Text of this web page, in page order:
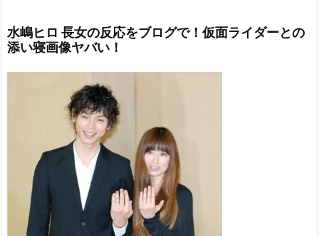
水嶋ヒロ 長女の反応をブログで！仮面ライダーとの
添い寝画像ヤバい！